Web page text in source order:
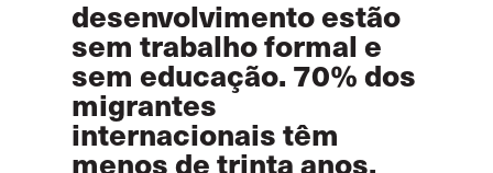
desenvolvimento estão
sem trabalho formal e
sem educação. 70% dos
migrantes
internacionais têm
menos de trinta anos.